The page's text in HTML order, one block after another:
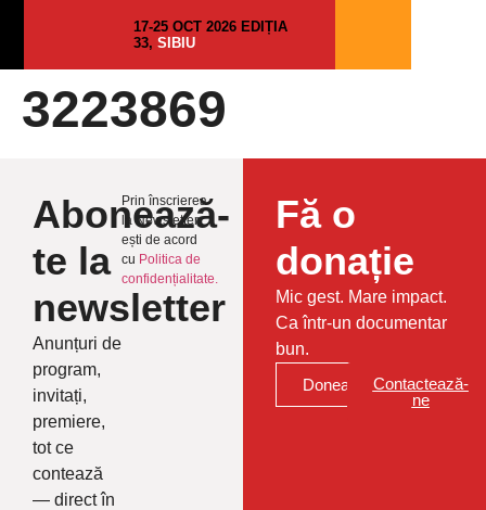
17-25 OCT 2026 EDIȚIA
33, SIBIU
3223869
Abonează-
te la
newsletter
Anunțuri de
program,
invitați,
premiere,
tot ce
contează
— direct în
Prin înscrierea
la Newsletter
ești de acord
cu Politica de
confidențialitate.
Fă o
donație
Mic gest. Mare impact.
Ca într-un documentar
bun.
Donează
Contactează-
ne